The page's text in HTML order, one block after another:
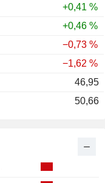
+0,41 %
+0,46 %
−0,73 %
−1,62 %
46,95
50,66